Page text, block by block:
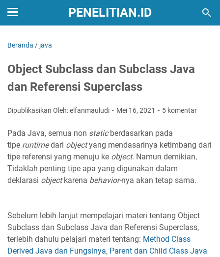
PENELITIAN.ID
Beranda / java
Object Subclass dan Subclass Java
dan Referensi Superclass
Dipublikasikan Oleh: elfanmauludi Mei 16, 2021 5 komentar
Pada Java, semua non staticberdasarkan pada
tipe runtimedari objectyang mendasarinya ketimbang dari
tipe referensi yang menuju ke object. Namun demikian,
Tidaklah penting tipe apa yang digunakan dalam
deklarasi objectkarena behavior-nya akan tetap sama.
Sebelum lebih lanjut mempelajari materi tentang Object
Subclass dan Subclass Java dan Referensi Superclass,
terlebih dahulu pelajari materi tentang: Method Class
Derived Java dan Fungsinya, Parent dan Child Class Java